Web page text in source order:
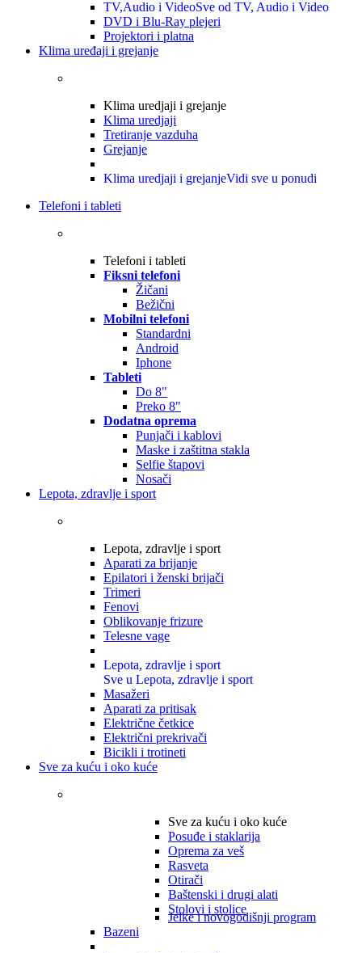
TV,Audio i VideoSve od TV, Audio i Video
DVD i Blu-Ray plejeri
Projektori i platna
Klima uređaji i grejanje
Klima uredjaji i grejanje
Klima uredjaji
Tretiranje vazduha
Grejanje
Klima uredjaji i grejanjeVidi sve u ponudi
Telefoni i tableti
Telefoni i tableti
Fiksni telefoni
Žičani
Bežični
Mobilni telefoni
Standardni
Android
Iphone
Tableti
Do 8"
Preko 8"
Dodatna oprema
Punjači i kablovi
Maske i zaštitna stakla
Selfie štapovi
Nosači
Lepota, zdravlje i sport
Lepota, zdravlje i sport
Aparati za brijanje
Epilatori i ženski brijači
Trimeri
Fenovi
Oblikovanje frizure
Telesne vage
Lepota, zdravlje i sport
Sve u Lepota, zdravlje i sport
Masažeri
Aparati za pritisak
Električne četkice
Električni prekrivači
Bicikli i trotineti
Sve za kuću i oko kuće
Sve za kuću i oko kuće
Posuđe i staklarija
Oprema za veš
Rasveta
Otirači
Baštenski i drugi alati
Stolovi i stolice
Jelke i novogodišnji program
Bazeni